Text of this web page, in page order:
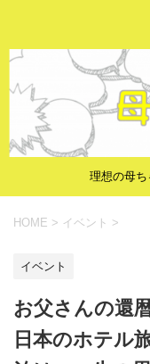
理想の母
HOME > イベント >
イベント
お父さんの還
日本のホテル